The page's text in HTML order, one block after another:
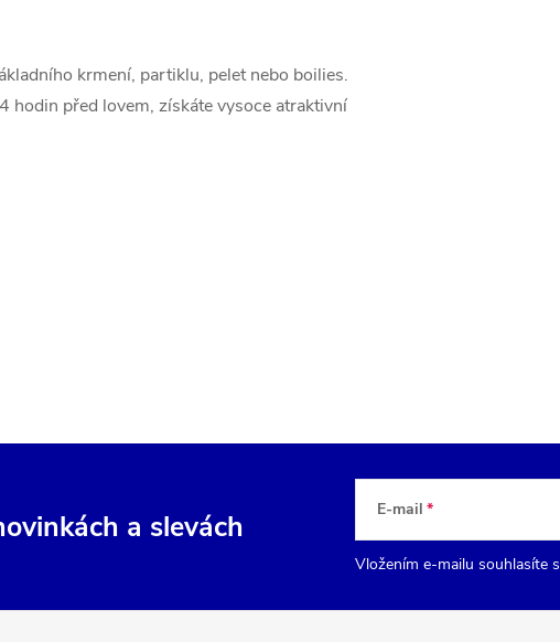
krmení, partiklu, pelet nebo boilies.
hodin před lovem, získáte vysoce atraktivní
a slevách E-mail
Vložením e-mailu souhlasíte s